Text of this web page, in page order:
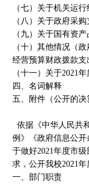
（七）关于机关运
（八）关于政府采
（九）关于国有资
（十）其他情况（
经营预算财政拨款支
（十一）关于2021
四、名词解释
五、附件（公开的决
依据《中华人民共
例》《政府信息公
于做好2021年度市
求，公开我校2021年
一、部门职责